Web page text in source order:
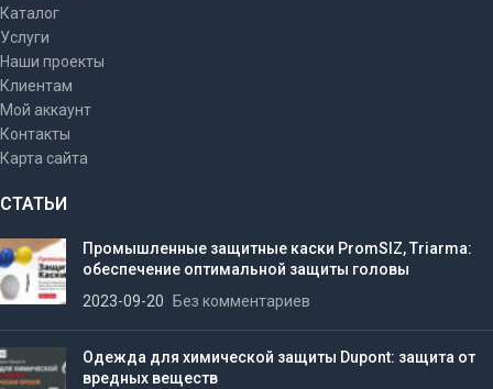
Каталог
Услуги
Наши проекты
Клиентам
Мой аккаунт
Контакты
Карта сайта
СТАТЬИ
Промышленные защитные каски PromSIZ, Triarma:
обеспечение оптимальной защиты головы
2023-09-20
Без комментариев
Одежда для химической защиты Dupont: защита от
вредных веществ